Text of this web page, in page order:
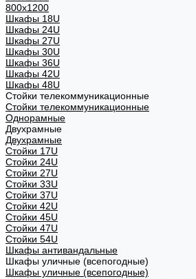
800х1200
Шкафы 18U
Шкафы 24U
Шкафы 27U
Шкафы 30U
Шкафы 36U
Шкафы 42U
Шкафы 48U
Стойки телекоммуникационные
Стойки телекоммуникационные
Однорамные
Двухрамные
Двухрамные
Стойки 17U
Стойки 24U
Стойки 27U
Стойки 33U
Стойки 37U
Стойки 42U
Стойки 45U
Стойки 47U
Стойки 54U
Шкафы антивандальные
Шкафы уличные (всепогодные)
Шкафы уличные (всепогодные)